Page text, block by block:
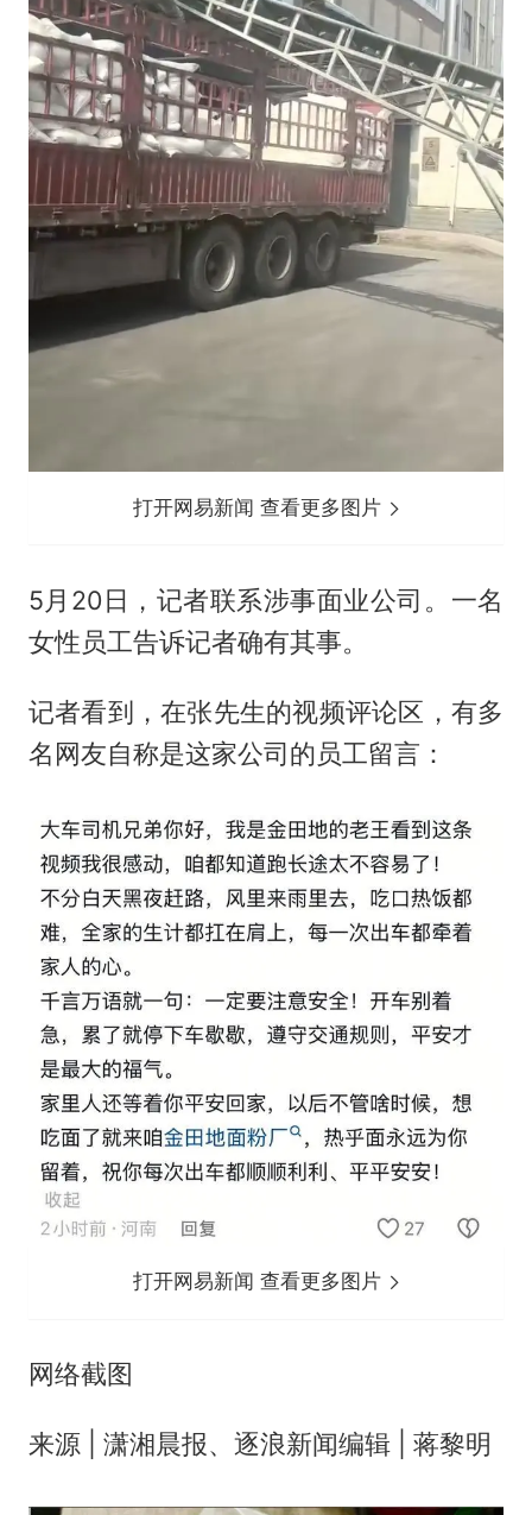
打开网易新闻 查看更多图片
5月20日，记者联系涉事面业公司。一名
女性员工告诉记者确有其事。
记者看到，在张先生的视频评论区，有多
名网友自称是这家公司的员工留言：
打开网易新闻 查看更多图片
网络截图
来源 | 潇湘晨报、逐浪新闻编辑 | 蒋黎明